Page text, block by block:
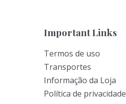
Important Links
Termos de uso
Transportes
Informação da Loja
Política de privacidade